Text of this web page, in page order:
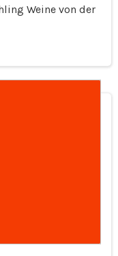
Weine von der